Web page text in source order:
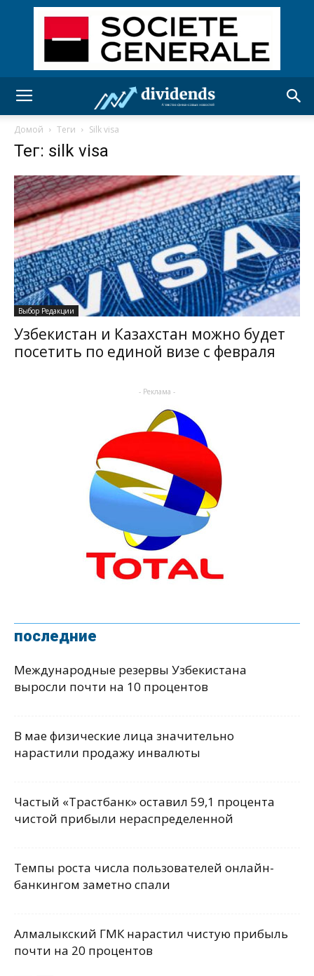
Домой Теги Silk visa
Тег: silk visa
Выбор Редакции
Узбекистан и Казахстан можно будет
посетить по единой визе с февраля
- Реклама -
последние
Международные резервы Узбекистана
выросли почти на 10 процентов
В мае физические лица значительно
нарастили продажу инвалюты
Частый «Трастбанк» оставил 59,1 процента
чистой прибыли нераспределенной
Темпы роста числа пользователей онлайн-
банкингом заметно спали
Алмалыкский ГМК нарастил чистую прибыль
почти на 20 процентов